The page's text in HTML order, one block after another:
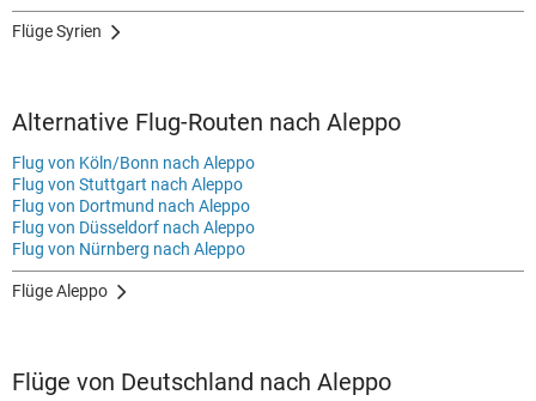
Flüge Syrien
Alternative Flug-Routen nach Aleppo
Flug von Köln/Bonn nach Aleppo
Flug von Stuttgart nach Aleppo
Flug von Dortmund nach Aleppo
Flug von Düsseldorf nach Aleppo
Flug von Nürnberg nach Aleppo
Flüge Aleppo
Flüge von Deutschland nach Aleppo